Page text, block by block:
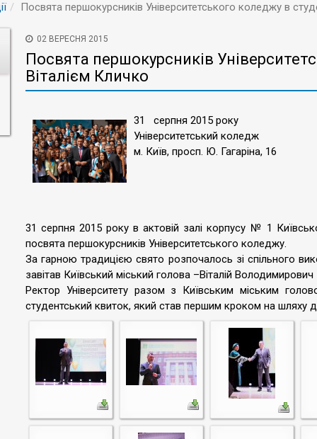
Посвята першокурсників Університетського коледжу в
02 ВЕРЕСНЯ 2015
Посвята першокурсників
Віталієм Кличко
31 серпня 2015 року
Університетський коледж
м. Київ, просп. Ю. Гагаріна, 16
31 серпня 2015 року в актовій залі корпусу № 1
посвята першокурсників Університетського коледжу.
За гарною традицією свято розпочалось зі спільного
завітав Київський міський голова –Віталій
Ректор Університету разом з Київським міським
студентський квиток, який став першим кроком на шляху